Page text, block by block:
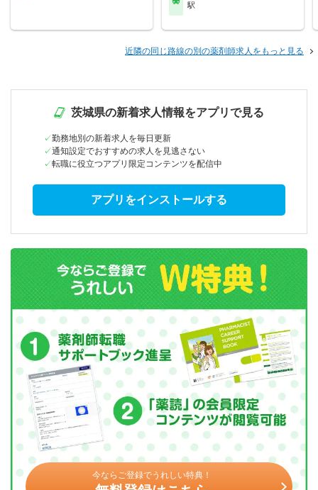
駅
近隣の同じ路線の別の薬剤師求人をもっと見る
茨城県の新着求人情報をアプリで見る
勤務地別の新着求人を毎日更新
通知設定でおすすめの求人を見逃さない
転職に役立つアプリ限定コンテンツを配信中
アプリをインストールする
今ならご登録でうれしい特典！